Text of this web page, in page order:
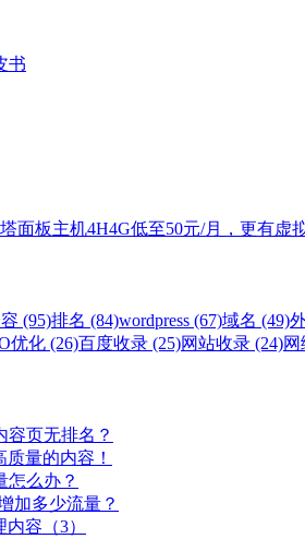
书
面板主机4H4G低至50元/月，更有虚
(95)排名 (84)wordpress (67)域名 (49)
优化 (26)百度收录 (25)网站收录 (24)网
容页无排名？
量的内容！
怎么办？
加多少流量？
容（3）